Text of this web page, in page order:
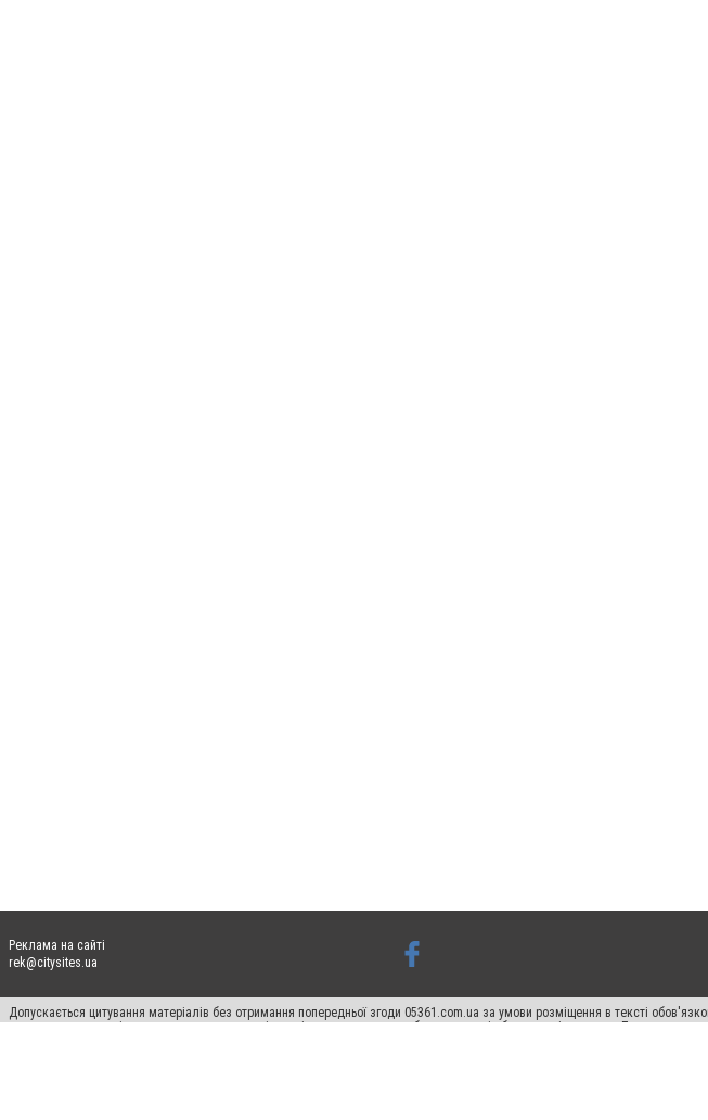
Реклама на сайті
rek@citysites.ua
Допускається цитування матеріалів без отримання попередньої згоди 05361.com.ua за умови розміщення в тексті
пошукових систем гіперпосилання на цитовані статті не нижче другого абзацу в тексті або в якості джерела. Порушення